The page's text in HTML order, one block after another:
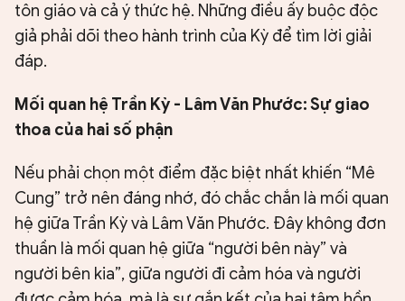
tôn giáo và cả ý thức hệ. Những điều ấy buộc độc
giả phải dõi theo hành trình của Kỳ để tìm lời giải
đáp.
Mối quan hệ Trần Kỳ - Lâm Văn Phước: Sự giao
thoa của hai số phận
Nếu phải chọn một điểm đặc biệt nhất khiến “Mê
Cung” trở nên đáng nhớ, đó chắc chắn là mối quan
hệ giữa Trần Kỳ và Lâm Văn Phước. Đây không đơn
thuần là mối quan hệ giữa “người bên này” và
người bên kia”, giữa người đi cảm hóa và người